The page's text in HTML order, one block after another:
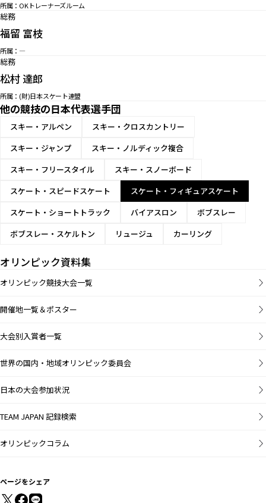
所属：OKトレーナーズルーム
総務
福留 富枝
所属：—
総務
松村 達郎
所属：(財)日本スケート連盟
他の競技の日本代表選手団
スキー・アルペン
スキー・クロスカントリー
スキー・ジャンプ
スキー・ノルディック複合
スキー・フリースタイル
スキー・スノーボード
スケート・スピードスケート
スケート・フィギュアスケート
スケート・ショートトラック
バイアスロン
ボブスレー
ボブスレー・スケルトン
リュージュ カーリング
オリンピック資料集
オリンピック競技大会一覧
開催地一覧＆ポスター
大会別入賞者一覧
世界の国内・地域オリンピック委員会
日本の大会参加状況
TEAM JAPAN 記録検索
オリンピックコラム
ページをシェア